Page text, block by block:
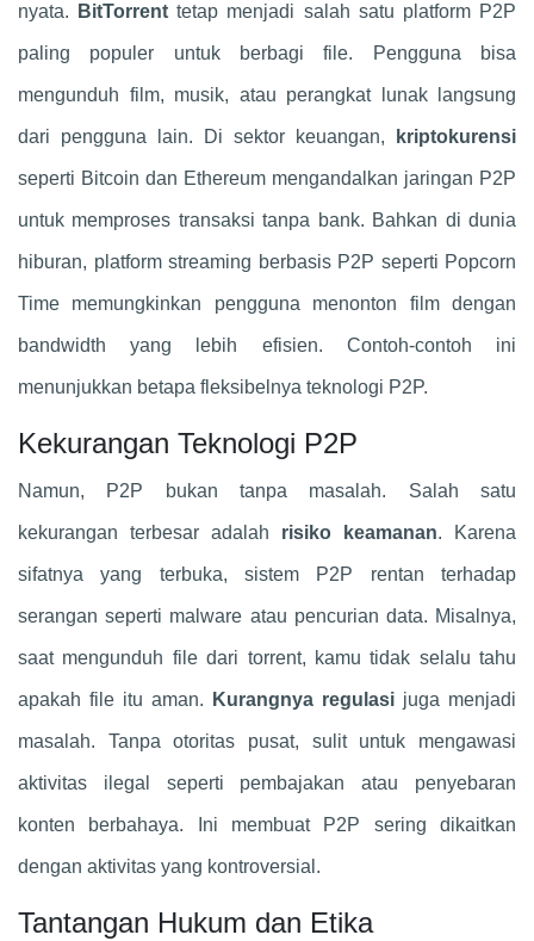
nyata. BitTorrent tetap menjadi salah satu platform P2P
paling populer untuk berbagi file. Pengguna bisa
mengunduh film, musik, atau perangkat lunak langsung
dari pengguna lain. Di sektor keuangan, kriptokurensi
seperti Bitcoin dan Ethereum mengandalkan jaringan P2P
untuk memproses transaksi tanpa bank. Bahkan di dunia
hiburan, platform streaming berbasis P2P seperti Popcorn
Time memungkinkan pengguna menonton film dengan
bandwidth yang lebih efisien. Contoh-contoh ini
menunjukkan betapa fleksibelnya teknologi P2P.
Kekurangan Teknologi P2P
Namun, P2P bukan tanpa masalah. Salah satu
kekurangan terbesar adalah risiko keamanan. Karena
sifatnya yang terbuka, sistem P2P rentan terhadap
serangan seperti malware atau pencurian data. Misalnya,
saat mengunduh file dari torrent, kamu tidak selalu tahu
apakah file itu aman. Kurangnya regulasi juga menjadi
masalah. Tanpa otoritas pusat, sulit untuk mengawasi
aktivitas ilegal seperti pembajakan atau penyebaran
konten berbahaya. Ini membuat P2P sering dikaitkan
dengan aktivitas yang kontroversial.
Tantangan Hukum dan Etika